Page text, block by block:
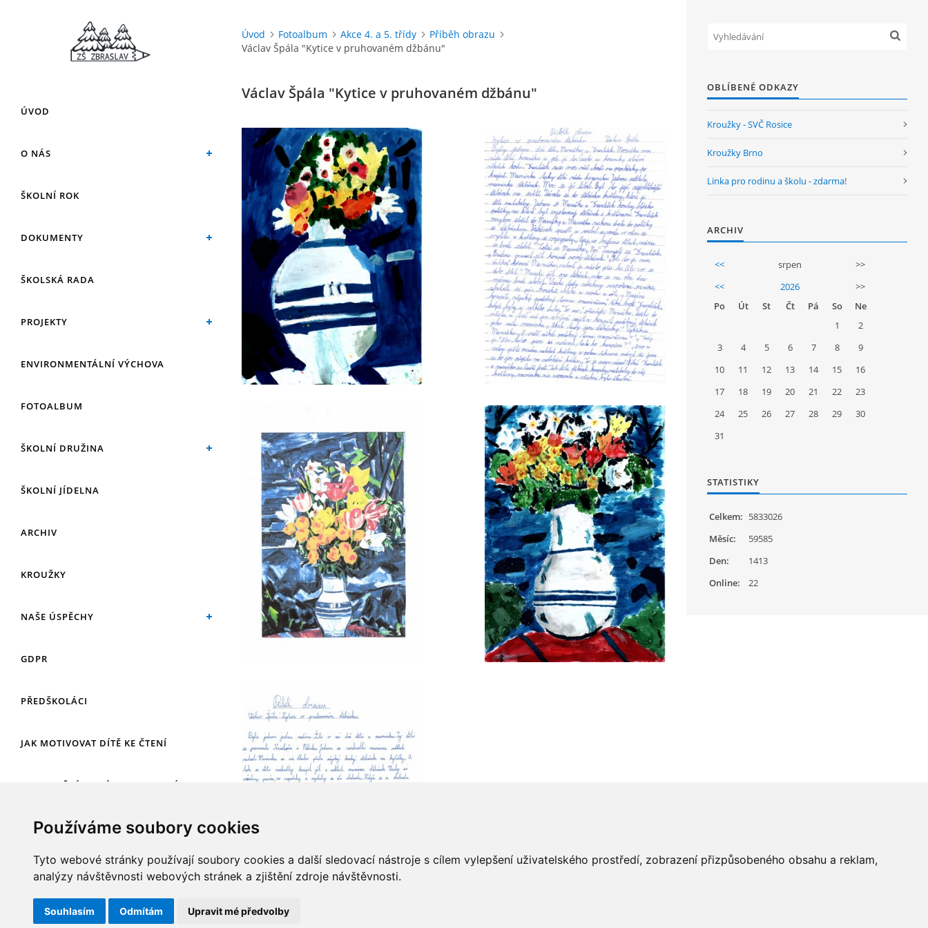
Používáme soubory cookies
Tyto webové stránky používají soubory cookies a další sledovací nástroje s cílem vylepšení uživatelského prostředí, zobrazení přizpůsobeného obsahu a reklam,
analýzy návštěvnosti webových stránek a zjištění zdroje návštěvnosti.
Souhlasím Odmítám Upravit mé předvolby
ÚVOD
O NÁS
ŠKOLNÍ ROK
DOKUMENTY
ŠKOLSKÁ RADA
PROJEKTY
ENVIRONMENTÁLNÍ VÝCHOVA
FOTOALBUM
ŠKOLNÍ DRUŽINA
ŠKOLNÍ JÍDELNA
ARCHIV
KROUŽKY
NAŠE ÚSPĚCHY
GDPR
PŘEDŠKOLÁCI
JAK MOTIVOVAT DÍTĚ KE ČTENÍ
REZERVAČNÍ SYSTÉM SPORTOVNÍ
ŠKOLNÍ PORADENSKÉ PRACOVIŠTĚ
NEPOTŘEBNÝ MAJETEK
NAUČNÁ STEZKA ZBRASLAV
Úvod Fotoalbum Akce 4. a 5. třídy
Příběh obrazu
Václav Špála "Kytice v pruhovaném džbánu"
Václav Špála "Kytice v pruhovaném džbánu" OBLÍBENÉ ODKAZY
Kroužky - SVČ Rosice
Kroužky Brno
Linka pro rodinu a školu - zdarma!
ARCHIV
<< srpen
>>
<<
2026
>>
Po
Út St Čt Pá So
Ne
1
2
3
4 5 6 7 8
9
10
11 12 13 14 15
16
17
18 19 20 21 22
23
24
25 26 27 28 29
30
31
STATISTIKY
Online: 22
Celkem: 5833026
Měsíc:
59585
Den:
1413